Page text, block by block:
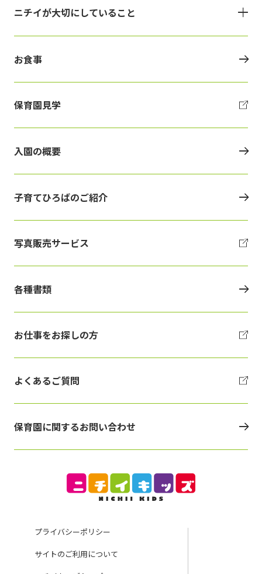
プライバシーポリシー
サイトのご利用について
ニチイが大切にしていること
お食事
保育園見学
入園の概要
子育てひろばのご紹介
写真販売サービス
各種書類
お仕事をお探しの方
よくあるご質問
保育園に関するお問い合わせ